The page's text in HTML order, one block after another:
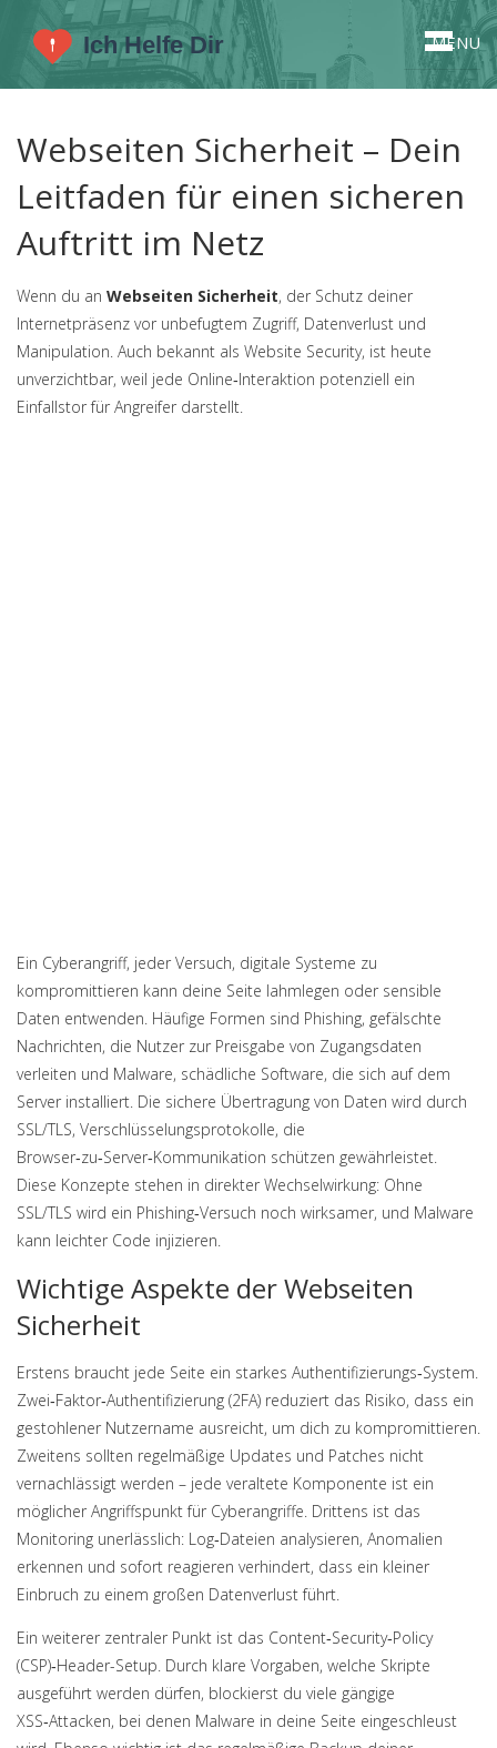
MENU
Webseiten Sicherheit – Dein
Leitfaden für einen sicheren
Auftritt im Netz
Wenn du an Webseiten Sicherheit, der Schutz deiner
Internetpräsenz vor unbefugtem Zugriff, Datenverlust und
Manipulation. Auch bekannt als Website Security, ist heute
unverzichtbar, weil jede Online‑Interaktion potenziell ein
Einfallstor für Angreifer darstellt.
Ein Cyberangriff, jeder Versuch, digitale Systeme zu
kompromittieren kann deine Seite lahmlegen oder sensible
Daten entwenden. Häufige Formen sind Phishing, gefälschte
Nachrichten, die Nutzer zur Preisgabe von Zugangsdaten
verleiten und Malware, schädliche Software, die sich auf dem
Server installiert. Die sichere Übertragung von Daten wird durch
SSL/TLS, Verschlüsselungsprotokolle, die
Browser‑zu‑Server‑Kommunikation schützen gewährleistet.
Diese Konzepte stehen in direkter Wechselwirkung: Ohne
SSL/TLS wird ein Phishing‑Versuch noch wirksamer, und Malware
kann leichter Code injizieren.
Wichtige Aspekte der Webseiten
Sicherheit
Erstens braucht jede Seite ein starkes Authentifizierungs‑System.
Zwei‑Faktor‑Authentifizierung (2FA) reduziert das Risiko, dass ein
gestohlener Nutzername ausreicht, um dich zu kompromittieren.
Zweitens sollten regelmäßige Updates und Patches nicht
vernachlässigt werden – jede veraltete Komponente ist ein
möglicher Angriffspunkt für Cyberangriffe. Drittens ist das
Monitoring unerlässlich: Log‑Dateien analysieren, Anomalien
erkennen und sofort reagieren verhindert, dass ein kleiner
Einbruch zu einem großen Datenverlust führt.
Ein weiterer zentraler Punkt ist das Content‑Security‑Policy
(CSP)‑Header-Setup. Durch klare Vorgaben, welche Skripte
ausgeführt werden dürfen, blockierst du viele gängige
XSS‑Attacken, bei denen Malware in deine Seite eingeschleust